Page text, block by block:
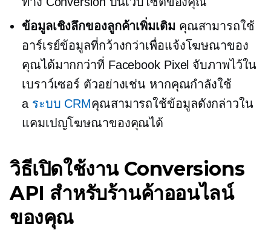
ข้อมูลเชิงลึกของลูกค้าเพิ่มเติม คุณสามารถใช้
อาร์เรย์ข้อมูลที่กว้างกว่าเพื่อแจ้งโฆษณาของ
คุณได้มากกว่าที่ Facebook Pixel จับภาพไว้ใน
เบราว์เซอร์ ตัวอย่างเช่น หากคุณกำลังใช้
a ระบบ CRMคุณสามารถใช้ข้อมูลดังกล่าวใน
แคมเปญโฆษณาของคุณได้
วิธีเปิดใช้งาน Conversions
API สำหรับร้านค้าออนไลน์
ของคุณ